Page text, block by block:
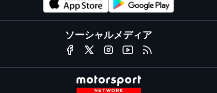
ソーシャルメディア